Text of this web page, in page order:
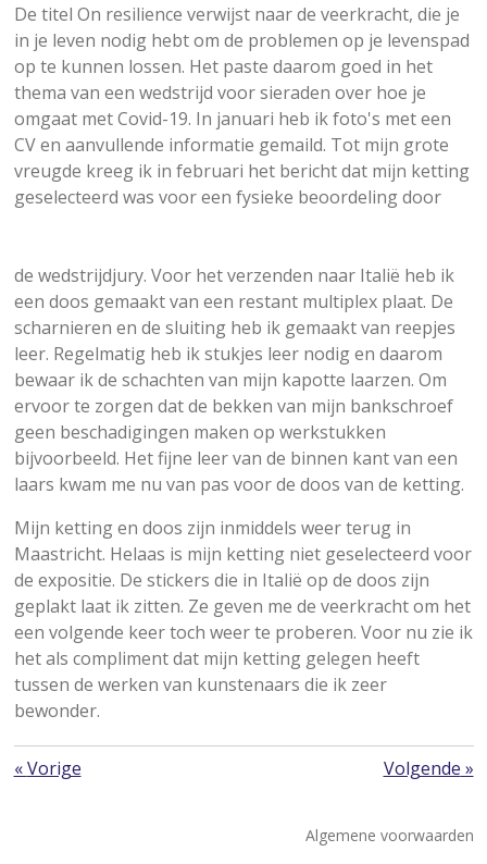
De titel On resilience verwijst naar de veerkracht, die je
in je leven nodig hebt om de problemen op je levenspad
op te kunnen lossen. Het paste daarom goed in het
thema van een wedstrijd voor sieraden over hoe je
omgaat met Covid-19. In januari heb ik foto's met een
CV en aanvullende informatie gemaild. Tot mijn grote
vreugde kreeg ik in februari het bericht dat mijn ketting
geselecteerd was voor een fysieke beoordeling door
de wedstrijdjury. Voor het verzenden naar Italië heb ik
een doos gemaakt van een restant multiplex plaat. De
scharnieren en de sluiting heb ik gemaakt van reepjes
leer. Regelmatig heb ik stukjes leer nodig en daarom
bewaar ik de schachten van mijn kapotte laarzen. Om
ervoor te zorgen dat de bekken van mijn bankschroef
geen beschadigingen maken op werkstukken
bijvoorbeeld. Het fijne leer van de binnen kant van een
laars kwam me nu van pas voor de doos van de ketting.
Mijn ketting en doos zijn inmiddels weer terug in
Maastricht. Helaas is mijn ketting niet geselecteerd voor
de expositie. De stickers die in Italië op de doos zijn
geplakt laat ik zitten. Ze geven me de veerkracht om het
een volgende keer toch weer te proberen. Voor nu zie ik
het als compliment dat mijn ketting gelegen heeft
tussen de werken van kunstenaars die ik zeer
bewonder.
«Vorige Volgende »
Algemene voorwaarden